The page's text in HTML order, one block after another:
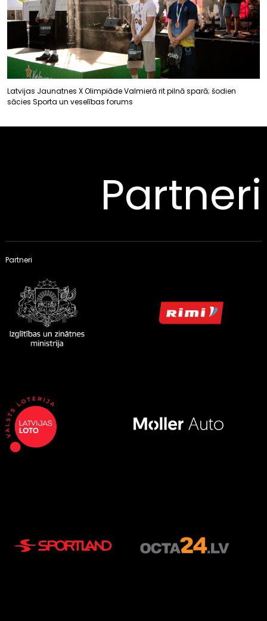
Latvijas Jaunatnes X Olimpiāde Valmierā rit pilnā sparā; šodien
sācies Sporta un veselības forums
Partneri
Partneri